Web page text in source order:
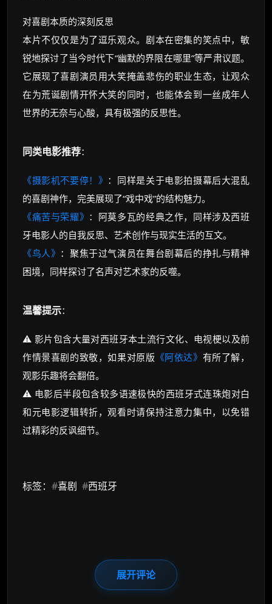
对喜剧本质的深刻反思
本片不仅仅是为了逗乐观众。剧本在密集的笑点中，敏
锐地探讨了当今时代下“幽默的界限在哪里”等严肃议题。
它展现了喜剧演员用大笑掩盖悲伤的职业生态，让观众
在为荒诞剧情开怀大笑的同时，也能体会到一丝成年人
世界的无奈与心酸，具有极强的反思性。
同类电影推荐：
《摄影机不要停！》 ：同样是关于电影拍摄幕后大混乱
的喜剧神作，完美展现了“戏中戏”的结构魅力。
《痛苦与荣耀》 ：阿莫多瓦的经典之作，同样涉及西班
牙电影人的自我反思、艺术创作与现实生活的互文。
《鸟人》 ：聚焦于过气演员在舞台剧幕后的挣扎与精神
困境，同样探讨了名声对艺术家的反噬。
温馨提示：
⚠️ 影片包含大量对西班牙本土流行文化、电视梗以及前
作情景喜剧的致敬，如果对原版 《阿依达》 有所了解，
观影乐趣将会翻倍。
⚠️ 电影后半段包含较多语速极快的西班牙式连珠炮对白
和元电影逻辑转折，观看时请保持注意力集中，以免错
过精彩的反讽细节。
标签： #喜剧 #西班牙
展开评论